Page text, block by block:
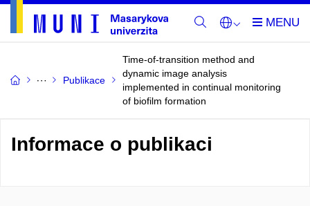
Publikace
Time-of-transition method and
dynamic image analysis
implemented in continual monitoring
of biofilm formation
Informace o publikaci